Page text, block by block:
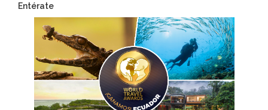
Entérate